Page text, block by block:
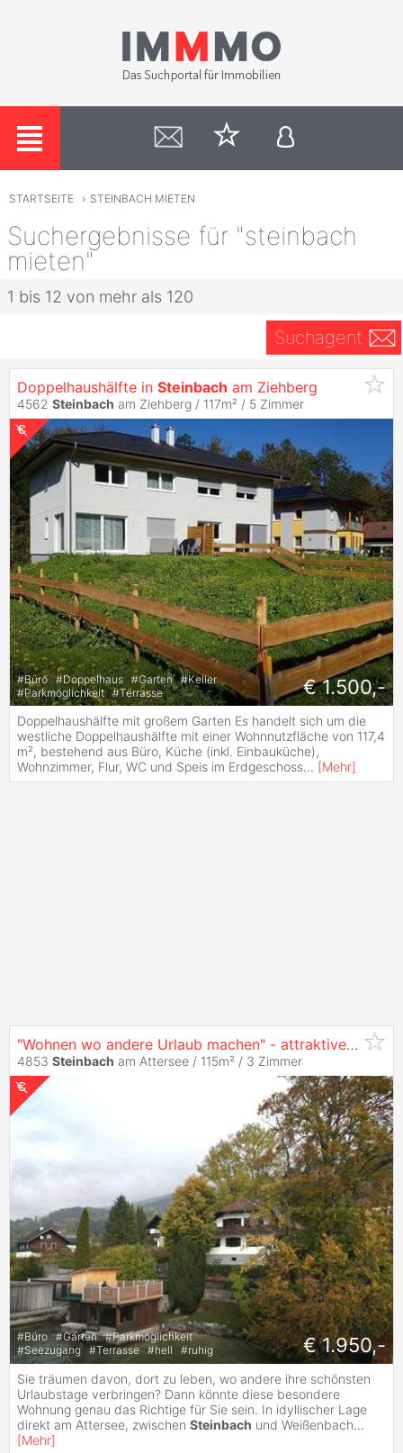
STARTSEITE › STEINBACH MIETEN
Suchergebnisse für "steinbach
mieten"
1 bis 12 von mehr als 120
Suchagent
Doppelhaushälfte in Steinbach am Ziehberg
4562 Steinbach am Ziehberg / 117m² / 5 Zimmer
#Büro #Doppelhaus #Garten #Keller
#Parkmöglichkeit #Terrasse € 1.500,-
Doppelhaushälfte mit großem Garten Es handelt sich um die
westliche Doppelhaushälfte mit einer Wohnnutzfläche von 117,4
m², bestehend aus Büro, Küche (inkl. Einbauküche),
Wohnzimmer, Flur, WC und Speis im Erdgeschoss... [Mehr]
"Wohnen wo andere Urlaub machen" - attraktive Wohnung mit Badeplatznutzung in
4853 Steinbach am Attersee / 115m² / 3 Zimmer
#Büro #Garten #Parkmöglichkeit
#Seezugang #Terrasse #hell #ruhig € 1.950,-
Sie träumen davon, dort zu leben, wo andere ihre schönsten
Urlaubstage verbringen? Dann könnte diese besondere
Wohnung genau das Richtige für Sie sein. In idyllischer Lage
direkt am Attersee, zwischen Steinbach und Weißenbach...
[Mehr]